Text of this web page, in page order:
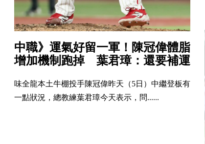
中職》運氣好留一軍！陳冠偉體脂
增加機制跑掉 葉君璋：還要補運
味全龍本土牛棚投手陳冠偉昨天（5日）中繼登板有
一點狀況，總教練葉君璋今天表示，問......